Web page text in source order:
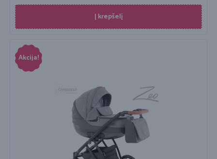
Į krepšelį
Akcija!